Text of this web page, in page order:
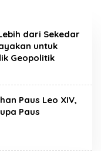
dari Sekedar
untuk
Geopolitik
Paus Leo XIV,
Paus